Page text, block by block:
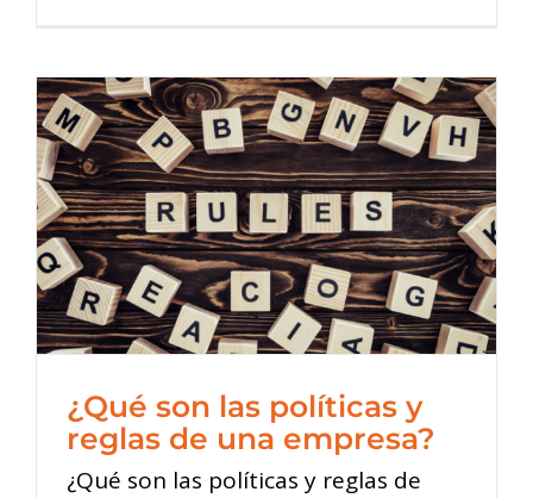
¿Qué son las políticas y
reglas de una empresa?
¿Qué son las políticas y reglas de